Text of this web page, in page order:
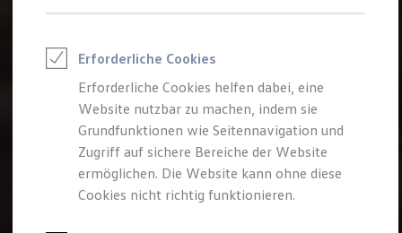
Elektromobilität bei Gebrauchtwagen
Saisonangebote
Reifenpakete
Leasing
Leasing-Angebote
Gebrauchtwagen Leasing
Junge Gebrauchtwagen-Leasing
Elektroauto Leasing
Kleinwagen-Leasing
Erforderliche Cookies
Erforderliche Cookies helfen dabei, eine
Website nutzbar zu machen, indem sie
Grundfunktionen wie Seitennavigation und
Zugriff auf sichere Bereiche der Website
ermöglichen. Die Website kann ohne diese
Cookies nicht richtig funktionieren.